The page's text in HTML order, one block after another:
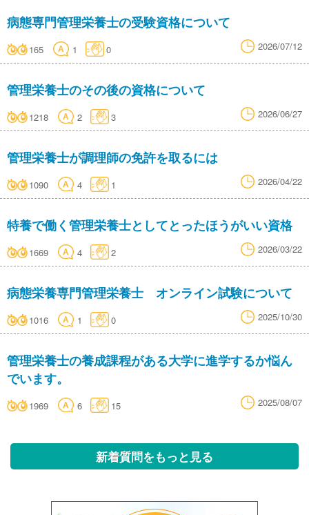
病態専門管理栄養士の受験資格について
165 1 0 2026/07/12
管理栄養士のその後の資格について
1218 2 3 2026/06/27
管理栄養士が調理師の免許を取るには
1090 4 1 2026/04/22
特養で働く管理栄養士としてとったほうがいい資格
1669 4 2 2026/03/22
病態栄養専門管理栄養士 オンライン試験について
1016 1 0 2025/10/30
管理栄養士の養成課程がある大学に進学するか悩ん
でいます。
1969 6 15 2025/08/07
新着質問をもっと見る